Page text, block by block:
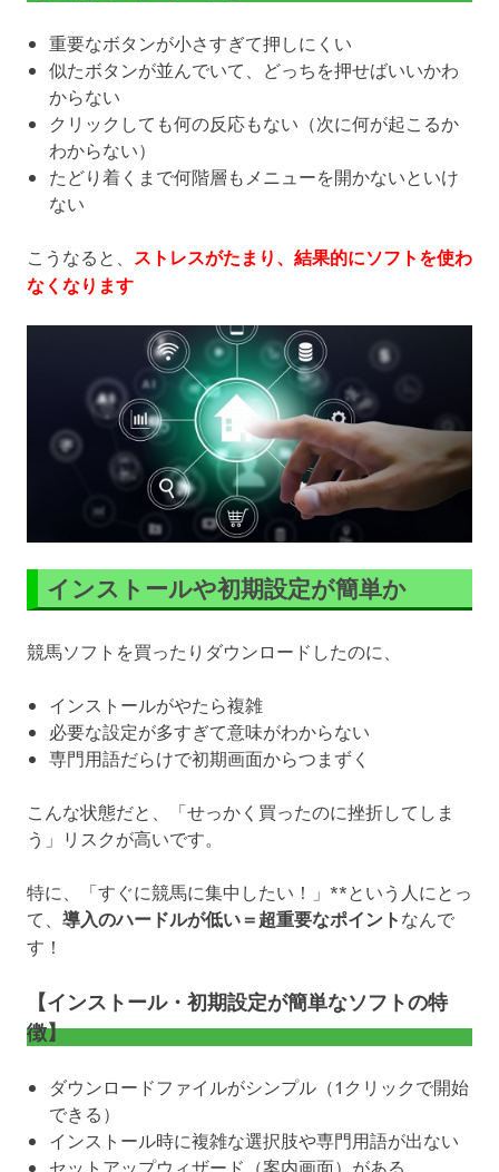
重要なボタンが小さすぎて押しにくい
似たボタンが並んでいて、どっちを押せばいいかわ
からない
クリックしても何の反応もない（次に何が起こるか
わからない）
たどり着くまで何階層もメニューを開かないといけ
ない
こうなると、 ストレスがたまり、結果的にソフトを使わ
なくなります
インストールや初期設定が簡単か
競馬ソフトを買ったりダウンロードしたのに、
インストールがやたら複雑
必要な設定が多すぎて意味がわからない
専門用語だらけで初期画面からつまずく
こんな状態だと、「せっかく買ったのに挫折してしま
う」リスクが高いです。
特に、「すぐに競馬に集中したい！」**という人にとっ
て、 導入のハードルが低い＝超重要なポイント なんで
す！
【インストール・初期設定が簡単なソフトの特
徴】
ダウンロードファイルがシンプル（1クリックで開始
できる）
インストール時に複雑な選択肢や専門用語が出ない
セットアップウィザード（案内画面）がある